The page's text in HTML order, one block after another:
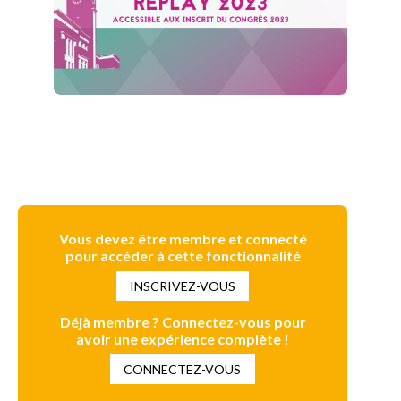
Vous devez être membre et connecté
pour accéder à cette fonctionnalité
INSCRIVEZ-VOUS
Déjà membre ? Connectez-vous pour
avoir une expérience complète !
CONNECTEZ-VOUS